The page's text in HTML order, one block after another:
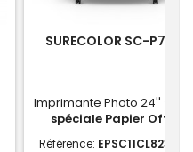
SURECOLOR SC-P7300
Imprimante Photo 24''
spéciale Papier Offert
Référence: